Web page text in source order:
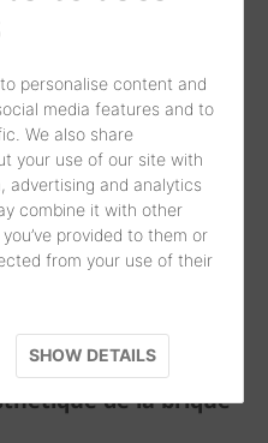
personalise content and
media features and to
We also share
your use of our site with
advertising and analytics
combine it with other
provided to them or
from your use of their
SHOW DETAILS
univers. Enfin, en
sont remplies de
pour les maisons
grâce
terre cuite
de la brique